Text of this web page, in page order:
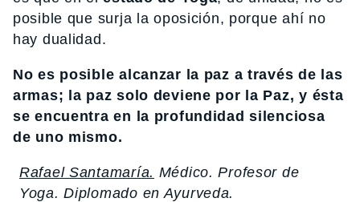
posible que surja la oposición, porque ahí no
hay dualidad.
No es posible alcanzar la paz a través de las
armas; la paz solo deviene por la Paz, y ésta
se encuentra en la profundidad silenciosa
de uno mismo.
Rafael Santamaría. Médico. Profesor de
Yoga. Diplomado en Ayurveda.